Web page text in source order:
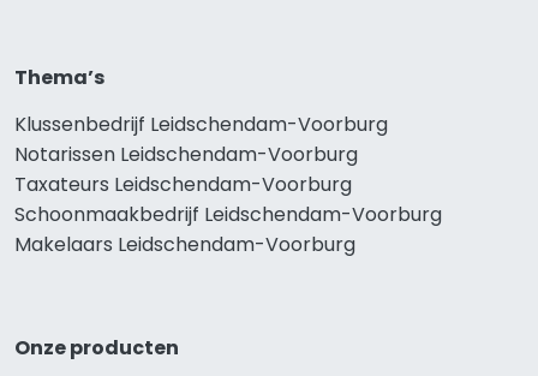
Thema’s
Klussenbedrijf Leidschendam-Voorburg
Notarissen Leidschendam-Voorburg
Taxateurs Leidschendam-Voorburg
Schoonmaakbedrijf Leidschendam-Voorburg
Makelaars Leidschendam-Voorburg
Onze producten